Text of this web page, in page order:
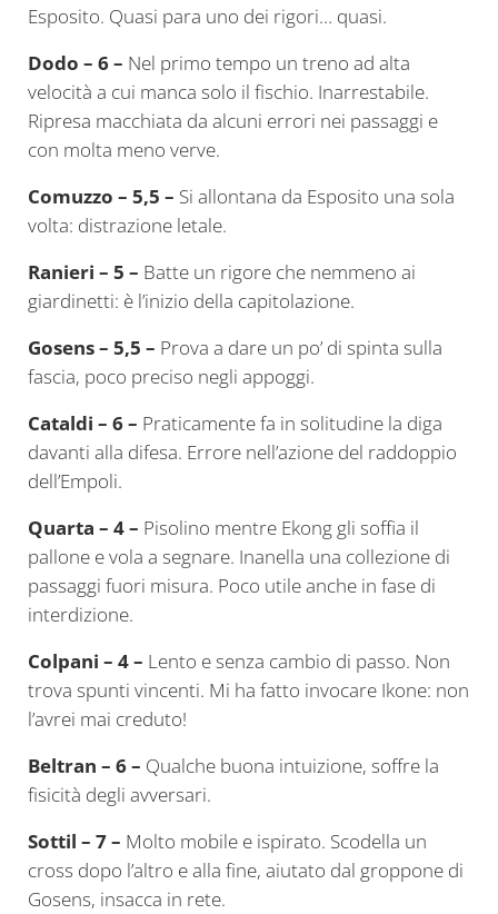
Esposito. Quasi para uno dei rigori… quasi.
Dodo – 6 – Nel primo tempo un treno ad alta
velocità a cui manca solo il fischio. Inarrestabile.
Ripresa macchiata da alcuni errori nei passaggi e
con molta meno verve.
Comuzzo – 5,5 – Si allontana da Esposito una sola
volta: distrazione letale.
Ranieri – 5 – Batte un rigore che nemmeno ai
giardinetti: è l’inizio della capitolazione.
Gosens – 5,5 – Prova a dare un po’ di spinta sulla
fascia, poco preciso negli appoggi.
Cataldi – 6 – Praticamente fa in solitudine la diga
davanti alla difesa. Errore nell’azione del raddoppio
dell’Empoli.
Quarta – 4 – Pisolino mentre Ekong gli soffia il
pallone e vola a segnare. Inanella una collezione di
passaggi fuori misura. Poco utile anche in fase di
interdizione.
Colpani – 4 – Lento e senza cambio di passo. Non
trova spunti vincenti. Mi ha fatto invocare Ikone: non
l’avrei mai creduto!
Beltran – 6 – Qualche buona intuizione, soffre la
fisicità degli avversari.
Sottil – 7 – Molto mobile e ispirato. Scodella un
cross dopo l’altro e alla fine, aiutato dal groppone di
Gosens, insacca in rete.